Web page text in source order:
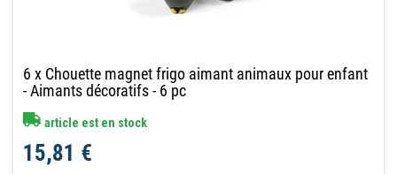
6 x Chouette magnet frigo aimant animaux pour enfant
- Aimants décoratifs - 6 pc
article est en stock
15,81 €